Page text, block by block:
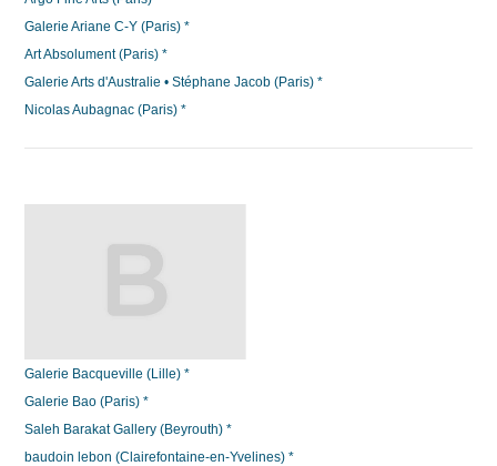
Galerie Ariane C-Y (Paris) *
Art Absolument (Paris) *
Galerie Arts d'Australie • Stéphane Jacob (Paris) *
Nicolas Aubagnac (Paris) *
Galerie Bacqueville (Lille) *
Galerie Bao (Paris) *
Saleh Barakat Gallery (Beyrouth) *
baudoin lebon (Clairefontaine-en-Yvelines) *